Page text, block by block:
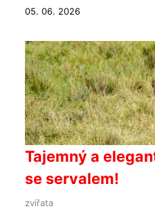
05. 06. 2026
Tajemný a
se servalem!
zvířata